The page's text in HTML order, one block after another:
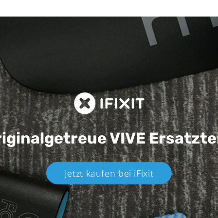
VIVE
Jetzt kaufen bei iFixit​